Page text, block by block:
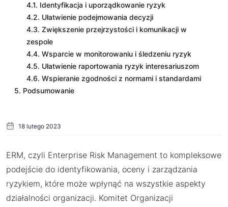
4.1. Identyfikacja i uporządkowanie ryzyk
4.2. Ułatwienie podejmowania decyzji
4.3. Zwiększenie przejrzystości i komunikacji w
zespole
4.4. Wsparcie w monitorowaniu i śledzeniu ryzyk
4.5. Ułatwienie raportowania ryzyk interesariuszom
4.6. Wspieranie zgodności z normami i standardami
5. Podsumowanie
18 lutego 2023
ERM, czyli Enterprise Risk Management to kompleksowe
podejście do identyfikowania, oceny i zarządzania
ryzykiem, które może wpłynąć na wszystkie aspekty
działalności organizacji. Komitet Organizacji